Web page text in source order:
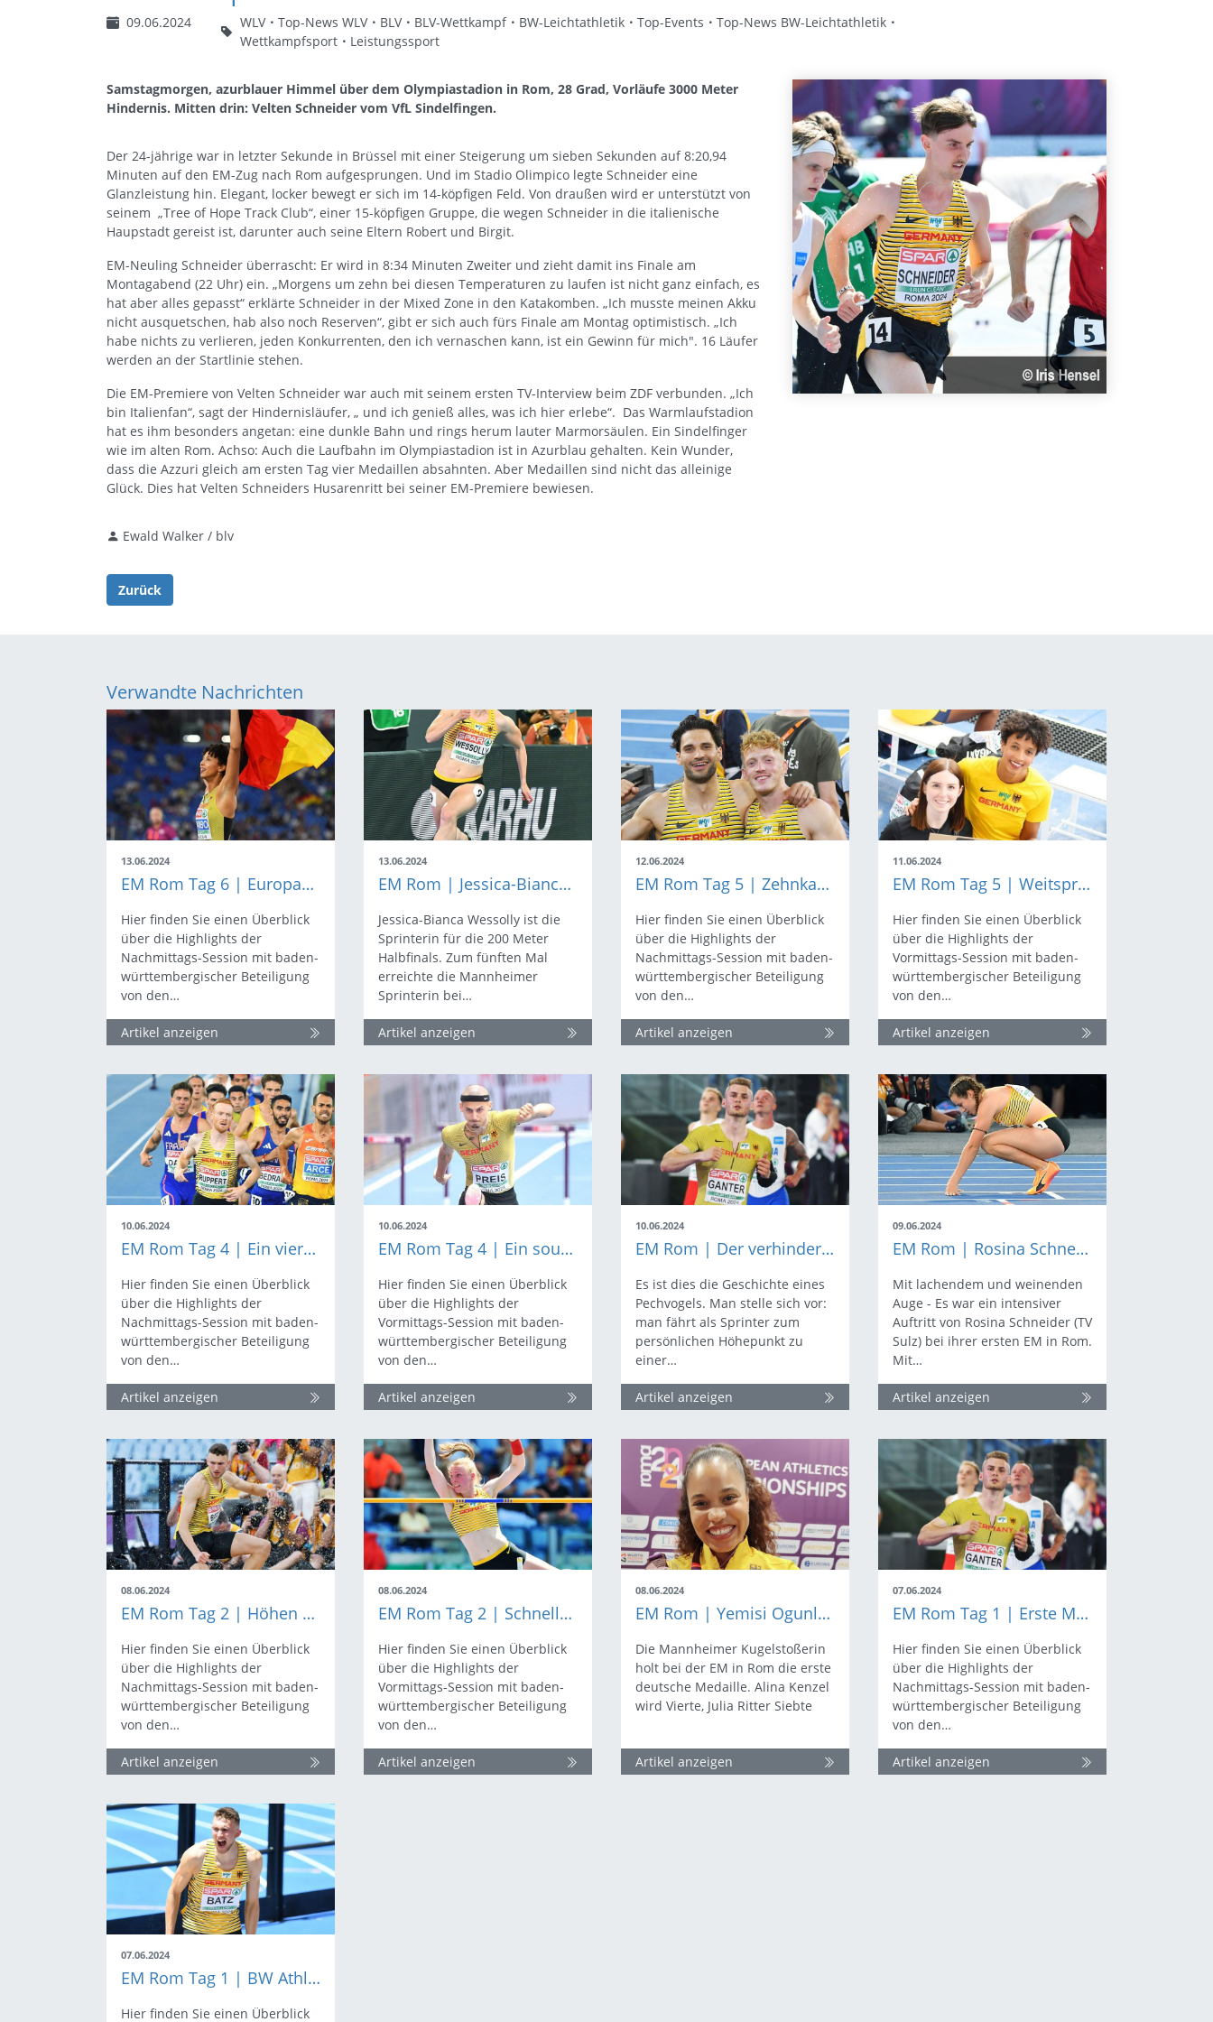
09.06.2024 WLV Top-News WLV BLV BLV-Wettkampf BW-Leichtathletik Top-Events
Top-News BW-Leichtathletik
Wettkampfsport
Leistungssport
Samstagmorgen, azurblauer Himmel über dem Olympiastadion in Rom, 28 Grad, Vorläufe 3000 Meter
Hindernis. Mitten drin: Velten Schneider vom VfL Sindelfingen.
Der 24-jährige war in letzter Sekunde in Brüssel mit einer Steigerung um sieben Sekunden auf 8:20,94
Minuten auf den EM-Zug nach Rom aufgesprungen. Und im Stadio Olimpico legte Schneider eine
Glanzleistung hin. Elegant, locker bewegt er sich im 14-köpfigen Feld. Von draußen wird er unterstützt von
seinem „Tree of Hope Track Club“, einer 15-köpfigen Gruppe, die wegen Schneider in die italienische
Haupstadt gereist ist, darunter auch seine Eltern Robert und Birgit.
EM-Neuling Schneider überrascht: Er wird in 8:34 Minuten Zweiter und zieht damit ins Finale am
Montagabend (22 Uhr) ein. „Morgens um zehn bei diesen Temperaturen zu laufen ist nicht ganz einfach, es
hat aber alles gepasst“ erklärte Schneider in der Mixed Zone in den Katakomben. „Ich musste meinen Akku
nicht ausquetschen, hab also noch Reserven“, gibt er sich auch fürs Finale am Montag optimistisch. „Ich
habe nichts zu verlieren, jeden Konkurrenten, den ich vernaschen kann, ist ein Gewinn für mich". 16 Läufer
werden an der Startlinie stehen.
Die EM-Premiere von Velten Schneider war auch mit seinem ersten TV-Interview beim ZDF verbunden. „Ich
bin Italienfan“, sagt der Hindernisläufer, „ und ich genieß alles, was ich hier erlebe“. Das Warmlaufstadion
hat es ihm besonders angetan: eine dunkle Bahn und rings herum lauter Marmorsäulen. Ein Sindelfinger
wie im alten Rom. Achso: Auch die Laufbahn im Olympiastadion ist in Azurblau gehalten. Kein Wunder,
dass die Azzuri gleich am ersten Tag vier Medaillen absahnten. Aber Medaillen sind nicht das alleinige
Glück. Dies hat Velten Schneiders Husarenritt bei seiner EM-Premiere bewiesen.
Ewald Walker / blv
Zurück
Verwandte Nachrichten
13.06.2024
EM Rom Tag 6 | Europameister-Titel im Weitsprung
Hier finden Sie einen Überblick
über die Highlights der
Nachmittags-Session mit baden-
württembergischer Beteiligung
von den…
Artikel anzeigen
13.06.2024
EM Rom | Jessica-Bianca Wessolly: Ein Fünkchen Hoffnung auf Olympia bleibt
Jessica-Bianca Wessolly ist die
Sprinterin für die 200 Meter
Halbfinals. Zum fünften Mal
erreichte die Mannheimer
Sprinterin bei…
Artikel anzeigen
12.06.2024
EM Rom Tag 5 | Zehnkampf-Abschluss und 10.000 Meter-Finale
Hier finden Sie einen Überblick
über die Highlights der
Nachmittags-Session mit baden-
württembergischer Beteiligung
von den…
Artikel anzeigen
11.06.2024
EM Rom Tag 5 | Weitsprung-Quali und Tag 2 des Zehnkampfs
Hier finden Sie einen Überblick
über die Highlights der
Vormittags-Session mit baden-
württembergischer Beteiligung
von den…
Artikel anzeigen
10.06.2024
EM Rom Tag 4 | Ein vierter Platz und harte Kämpfe
Hier finden Sie einen Überblick
über die Highlights der
Nachmittags-Session mit baden-
württembergischer Beteiligung
von den…
Artikel anzeigen
10.06.2024
EM Rom Tag 4 | Ein souveränes Halbfinal-Ticket und Start des Zehnkampfs
Hier finden Sie einen Überblick
über die Highlights der
Vormittags-Session mit baden-
württembergischer Beteiligung
von den…
Artikel anzeigen
10.06.2024
EM Rom | Der verhinderte 100 Meter Finalist
Es ist dies die Geschichte eines
Pechvogels. Man stelle sich vor:
man fährt als Sprinter zum
persönlichen Höhepunkt zu
einer…
Artikel anzeigen
09.06.2024
EM Rom | Rosina Schneider und die zehnte Hürde
Mit lachendem und weinenden
Auge - Es war ein intensiver
Auftritt von Rosina Schneider (TV
Sulz) bei ihrer ersten EM in Rom.
Mit…
Artikel anzeigen
08.06.2024
EM Rom Tag 2 | Höhen und Tiefen in den (Halb-) Finals
Hier finden Sie einen Überblick
über die Highlights der
Nachmittags-Session mit baden-
württembergischer Beteiligung
von den…
Artikel anzeigen
08.06.2024
EM Rom Tag 2 | Schnelle Läufe und hohe Höhen
Hier finden Sie einen Überblick
über die Highlights der
Vormittags-Session mit baden-
württembergischer Beteiligung
von den…
Artikel anzeigen
08.06.2024
EM Rom | Yemisi Ogunleye schreibt römische Geschichte
Die Mannheimer Kugelstoßerin
holt bei der EM in Rom die erste
deutsche Medaille. Alina Kenzel
wird Vierte, Julia Ritter Siebte
Artikel anzeigen
07.06.2024
EM Rom Tag 1 | Erste Medaille und Zitterpartien
Hier finden Sie einen Überblick
über die Highlights der
Nachmittags-Session mit baden-
württembergischer Beteiligung
von den…
Artikel anzeigen
07.06.2024
EM Rom Tag 1 | BW Athlet:innen erfolgreich in den Vorrunden
Hier finden Sie einen Überblick